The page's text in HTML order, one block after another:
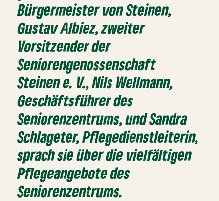
Bürgermeister von Steinen,
Gustav Albiez, zweiter
Vorsitzender der
Seniorengenossenschaft
Steinen e. V., Nils Wellmann,
Geschäftsführer des
Seniorenzentrums, und Sandra
Schlageter, Pflegedienstleiterin,
sprach sie über die vielfältigen
Pflegeangebote des
Seniorenzentrums.